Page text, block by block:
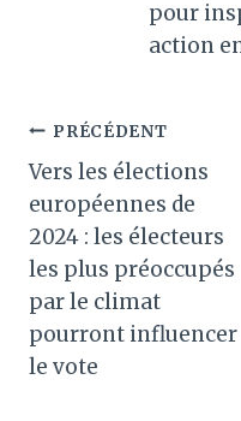
pour
action
Navigation
de
l’article
PRÉCÉDENT
Vers les élections
européennes de
2024 : les électeurs
les plus préoccupés
par le climat
pourront influencer
le vote